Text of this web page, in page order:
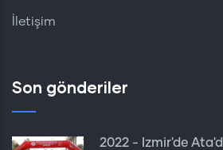
İletişim
Son gönderiler
2022 - İzmir'de